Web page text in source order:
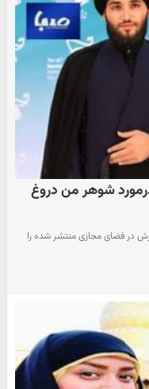
شوهر من دروغ
در فضای مجازی منتشر شده را